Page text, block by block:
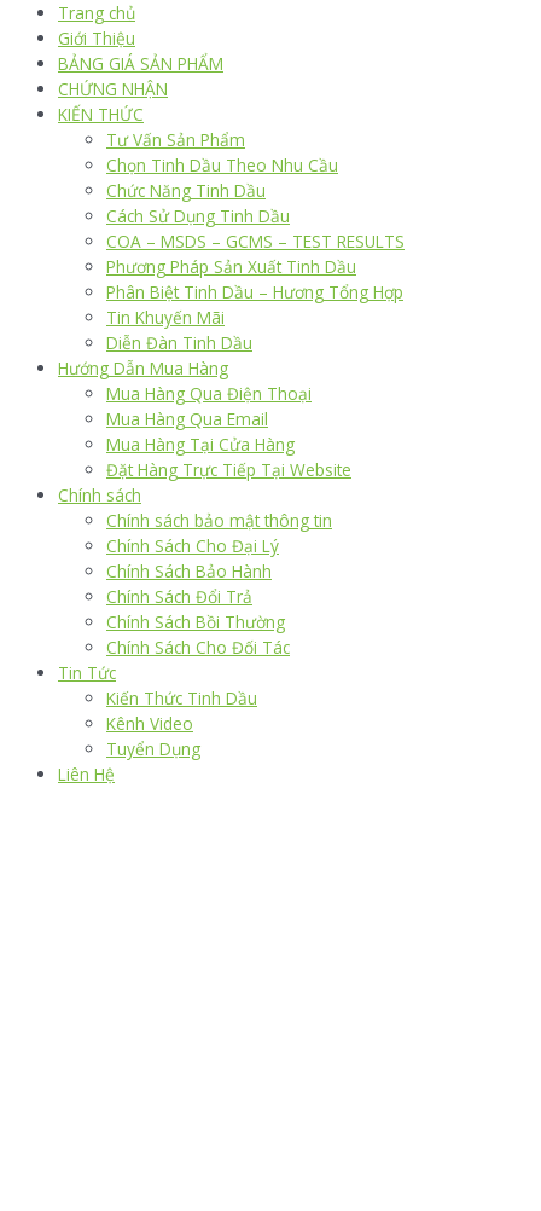
Trang chủ
Giới Thiệu
BẢNG GIÁ SẢN PHẨM
CHỨNG NHẬN
KIẾN THỨC
Tư Vấn Sản Phẩm
Chọn Tinh Dầu Theo Nhu Cầu
Chức Năng Tinh Dầu
Cách Sử Dụng Tinh Dầu
COA – MSDS – GCMS – TEST RESULTS
Phương Pháp Sản Xuất Tinh Dầu
Phân Biệt Tinh Dầu – Hương Tổng Hợp
Tin Khuyến Mãi
Diễn Đàn Tinh Dầu
Hướng Dẫn Mua Hàng
Mua Hàng Qua Điện Thoại
Mua Hàng Qua Email
Mua Hàng Tại Cửa Hàng
Đặt Hàng Trực Tiếp Tại Website
Chính sách
Chính sách bảo mật thông tin
Chính Sách Cho Đại Lý
Chính Sách Bảo Hành
Chính Sách Đổi Trả
Chính Sách Bồi Thường
Chính Sách Cho Đối Tác
Tin Tức
Kiến Thức Tinh Dầu
Kênh Video
Tuyển Dụng
Liên Hệ